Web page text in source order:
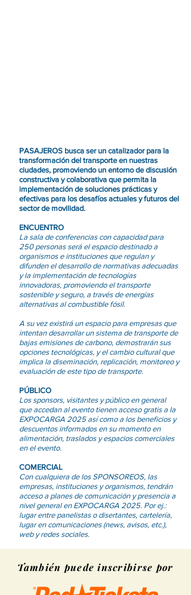
PASAJEROS busca ser un catalizador para la
transformación del transporte en nuestras
ciudades, promoviendo un entorno de discusión
constructiva y colaborativa que permita la
implementación de soluciones prácticas y
efectivas para los desafíos actuales y futuros del
sector de movilidad.
ENCUENTRO
La sala de conferencias con capacidad para
250 personas será el espacio destinado a
organismos e instituciones que regulan y
difunden el desarrollo de normativas adecuadas
y la implementación de tecnologías
innovadoras, promoviendo el transporte
sostenible y seguro, a través de energías
alternativas al combustible fósil.
A su vez existirá un espacio para empresas que
intentan desarrollar un sistema de transporte de
bajas emisiones de carbono, demostrarán sus
opciones tecnológicas, y el cambio cultural que
implica la diseminación, replicación, monitoreo y
evaluación de este tipo de transporte.
PÚBLICO
Los sponsors, visitantes y público en general
que accedan al evento tienen acceso gratis a la
EXPOCARGA 2025 así como a los beneficios y
descuentos informados en su momento en
alimentación, traslados y espacios comerciales
en el evento.
COMERCIAL
Con cualquiera de los SPONSOREOS, las
empresas, instituciones y organismos, tendrán
acceso a planes de comunicación y presencia a
nivel general en EXPOCARGA 2025. Por ej.:
lugar entre panelistas o disertantes, cartelería,
lugar en comunicaciones (news, avisos, etc.),
web y redes sociales.
También puede inscribirse por